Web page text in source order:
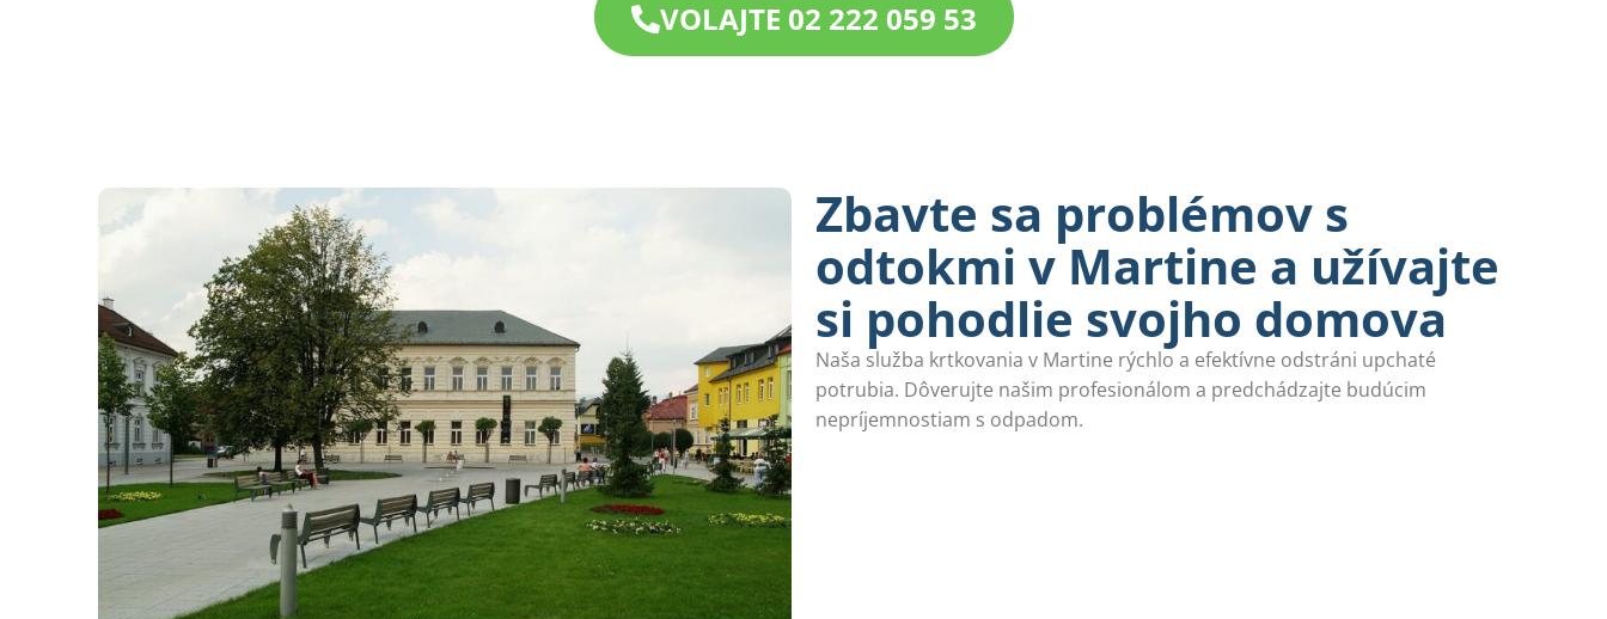
VOLAJTE 02 222 059 53
Zbavte sa problémov s
odtokmi v Martine a užívajte
si pohodlie svojho domova
Naša služba krtkovania v Martine rýchlo a efektívne odstráni upchaté
potrubia. Dôverujte našim profesionálom a predchádzajte budúcim
nepríjemnostiam s odpadom.